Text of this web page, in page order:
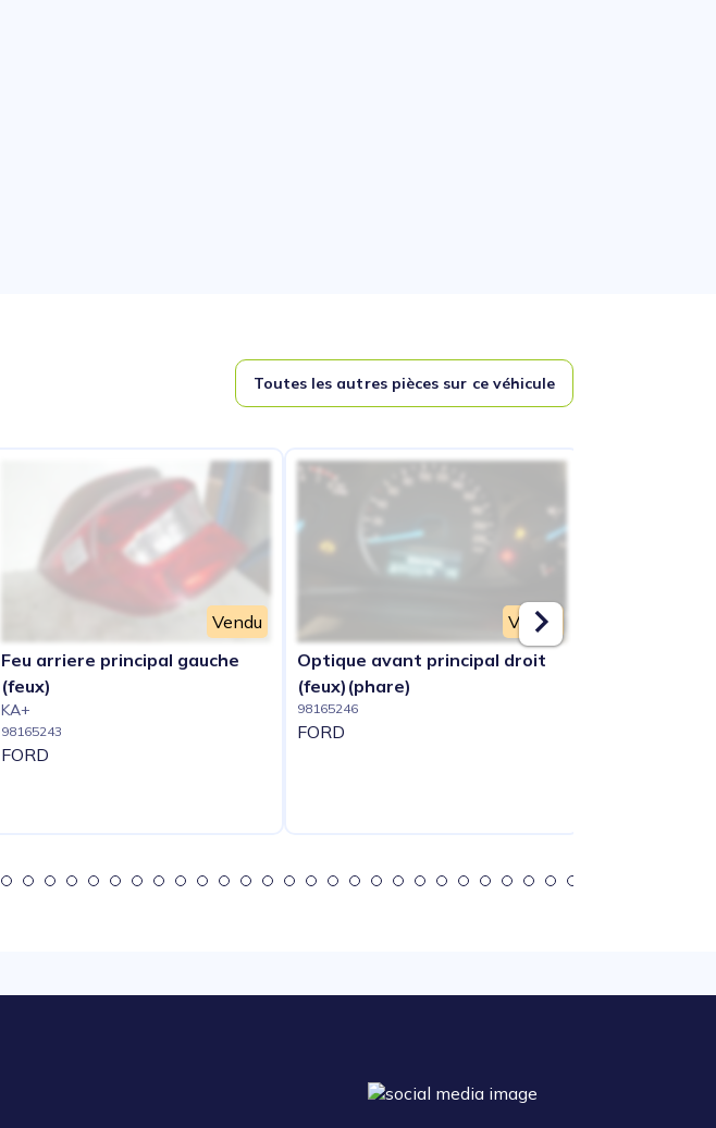
Toutes les autres pièces sur ce véhicule
Vendu
Feu arriere principal gauche
(feux)
KA+
98165243
FORD
Vendu
Optique avant principal droit
(feux)(phare)
98165246
FORD